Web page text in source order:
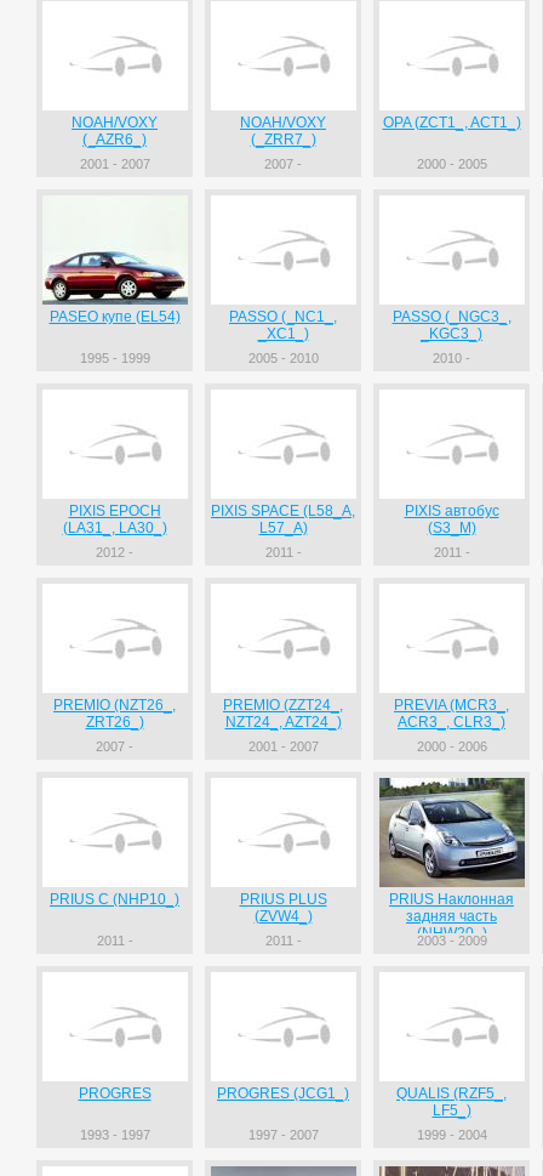
NOAH/VOXY
(_AZR6_)
2001 - 2007
NOAH/VOXY
(_ZRR7_)
2007 -
OPA (ZCT1_, ACT1_)
2000 - 2005
PASEO купе (EL54)
1995 - 1999
PASSO (_NC1_,
_XC1_)
2005 - 2010
PASSO (_NGC3_,
_KGC3_)
2010 -
PIXIS EPOCH
(LA31_, LA30_)
2012 -
PIXIS SPACE (L58_A,
L57_A)
2011 -
PIXIS автобус
(S3_M)
2011 -
PREMIO (NZT26_,
ZRT26_)
2007 -
PREMIO (ZZT24_,
NZT24_, AZT24_)
2001 - 2007
PREVIA (MCR3_,
ACR3_, CLR3_)
2000 - 2006
PRIUS C (NHP10_)
2011 -
PRIUS PLUS
(ZVW4_)
2011 -
PRIUS Наклонная
задняя часть
(NHW20_)
2003 - 2009
PROGRES
1993 - 1997
PROGRES (JCG1_)
1997 - 2007
QUALIS (RZF5_,
LF5_)
1999 - 2004